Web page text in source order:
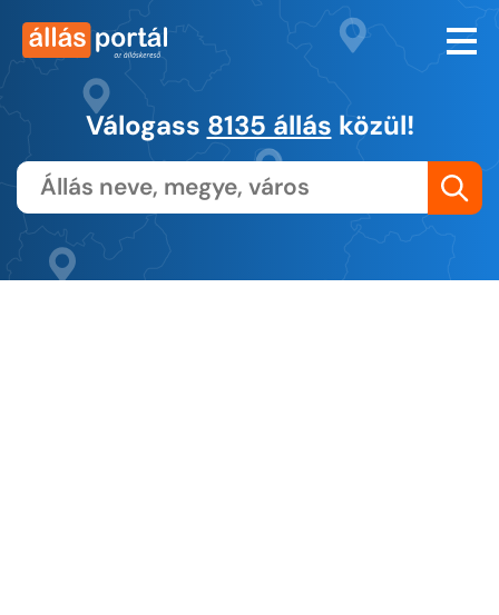
Válogass 8135 állás közül!